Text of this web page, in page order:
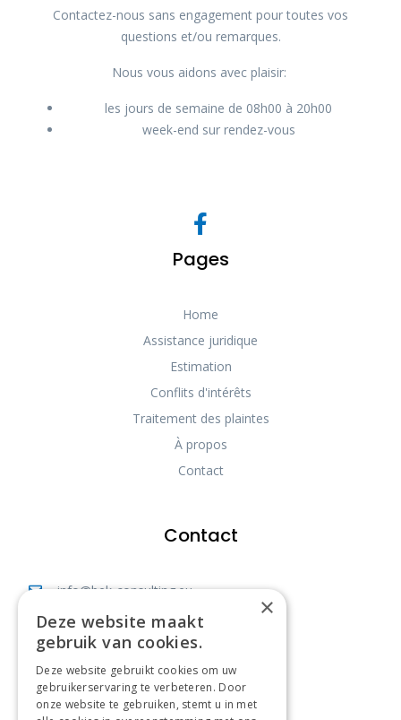
Contactez-nous sans engagement pour toutes vos
questions et/ou remarques.
Nous vous aidons avec plaisir:
les jours de semaine de 08h00 à 20h00
week-end sur rendez-vous
Pages
Home
Assistance juridique
Estimation
Conflits d'intérêts
Traitement des plaintes
À propos
Contact
Contact
info@bek-consulting.eu
Vianestraat 40, 1742 Ternat
Bureau: +32 477 83 41 86
Expert: +32 470 10 23 99
BE0568869861
×
Deze website maakt
gebruik van cookies.
Deze website gebruikt cookies om uw
gebruikerservaring te verbeteren. Door
onze website te gebruiken, stemt u in met